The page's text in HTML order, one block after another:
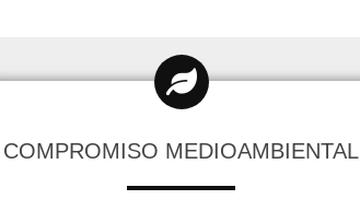
COMPROMISO MEDIOAMBIENTAL